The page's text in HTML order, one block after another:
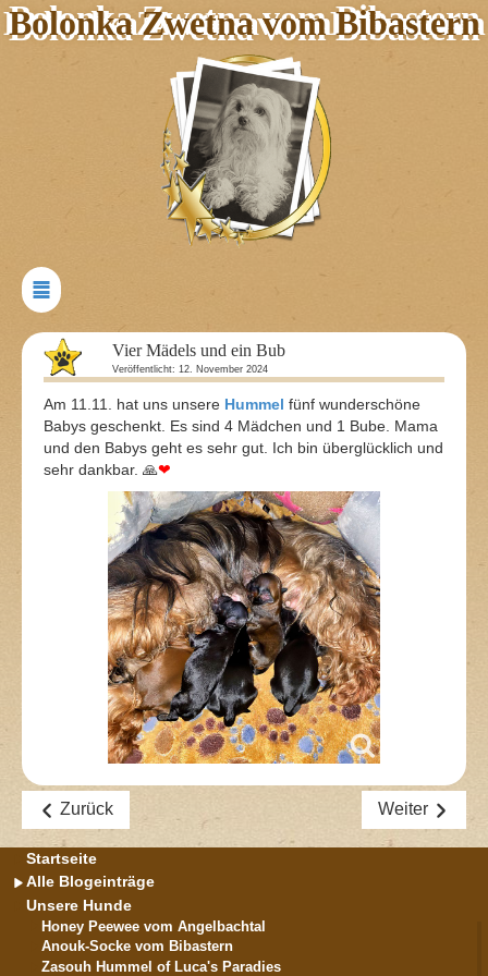
Bolonka Zwetna vom Bibastern
Vier Mädels und ein Bub
Veröffentlicht: 12. November 2024
Am 11.11. hat uns unsere Hummel fünf wunderschöne
Babys geschenkt. Es sind 4 Mädchen und 1 Bube. Mama
und den Babys geht es sehr gut. Ich bin überglücklich und
sehr dankbar. 🙏❤
Zurück Weiter
Startseite
Alle Blogeinträge
Unsere Hunde
Honey Peewee vom Angelbachtal
Anouk-Socke vom Bibastern
Zasouh Hummel of Luca's Paradies